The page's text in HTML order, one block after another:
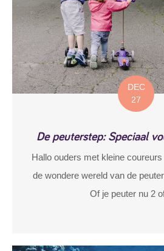
DEC
27
De peuterstep: Speciaal
Hallo ouders met kleine
de wondere wereld van de
Of je peuter nu 2